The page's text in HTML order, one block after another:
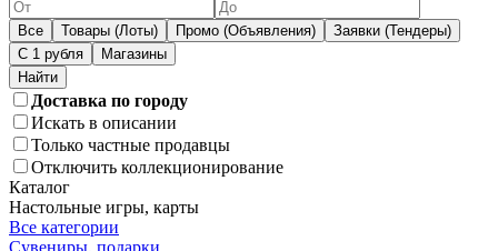
Все Товары (Лоты) Промо (Объявления)
Заявки (Тендеры)
С 1 рубля
Магазины
Доставка по городу
Искать в описании
Только частные продавцы
Отключить коллекционирование
Каталог
Настольные игры, карты
Все категории
Сувениры, подарки